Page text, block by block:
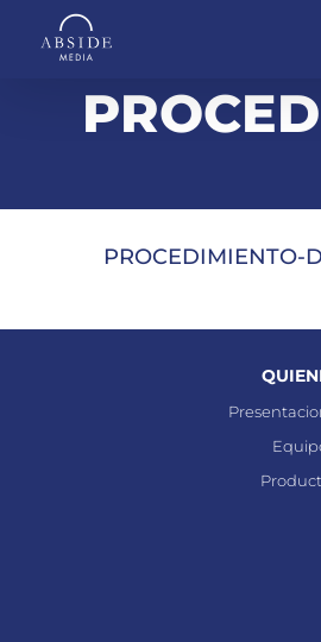
PROCEDIMIENTO-